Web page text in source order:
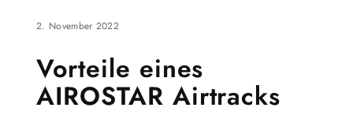
2. November 2022
Vorteile eines
AIROSTAR Airtracks